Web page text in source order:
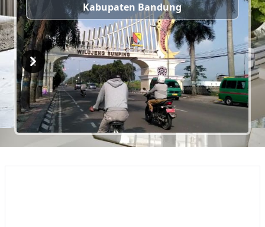
Previous
Next
Kabupaten Bandung